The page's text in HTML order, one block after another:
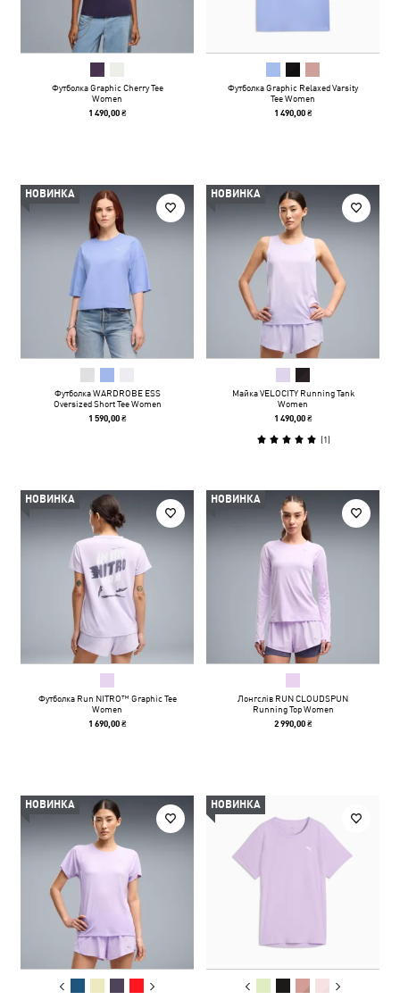
Футболка Graphic Cherry Tee
Women
1 490,00 ₴
Футболка Graphic Relaxed Varsity
Tee Women
1 490,00 ₴
НОВИНКА
Футболка WARDROBE ESS
Oversized Short Tee Women
1 590,00 ₴
НОВИНКА
Майка VELOCITY Running Tank
Women
1 490,00 ₴
(1)
НОВИНКА
Футболка Run NITRO™ Graphic Tee
Women
1 690,00 ₴
НОВИНКА
Лонгслів RUN CLOUDSPUN
Running Top Women
2 990,00 ₴
НОВИНКА НОВИНКА